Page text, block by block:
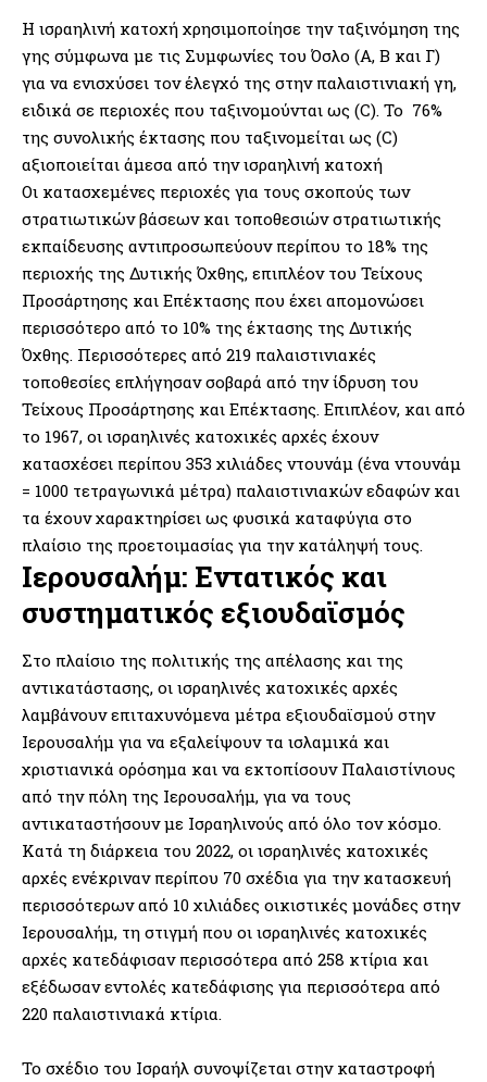
Η ισραηλινή κατοχή χρησιμοποίησε την ταξινόμηση της
γης σύμφωνα με τις Συμφωνίες του Όσλο (Α, Β και Γ)
για να ενισχύσει τον έλεγχό της στην παλαιστινιακή γη,
ειδικά σε περιοχές που ταξινομούνται ως (C). Το 76%
της συνολικής έκτασης που ταξινομείται ως (C)
αξιοποιείται άμεσα από την ισραηλινή κατοχή
Οι κατασχεμένες περιοχές για τους σκοπούς των
στρατιωτικών βάσεων και τοποθεσιών στρατιωτικής
εκπαίδευσης αντιπροσωπεύουν περίπου το 18% της
περιοχής της Δυτικής Όχθης, επιπλέον του Τείχους
Προσάρτησης και Επέκτασης που έχει απομονώσει
περισσότερο από το 10% της έκτασης της Δυτικής
Όχθης. Περισσότερες από 219 παλαιστινιακές
τοποθεσίες επλήγησαν σοβαρά από την ίδρυση του
Τείχους Προσάρτησης και Επέκτασης. Επιπλέον, και από
το 1967, οι ισραηλινές κατοχικές αρχές έχουν
κατασχέσει περίπου 353 χιλιάδες ντουνάμ (ένα ντουνάμ
= 1000 τετραγωνικά μέτρα) παλαιστινιακών εδαφών και
τα έχουν χαρακτηρίσει ως φυσικά καταφύγια στο
πλαίσιο της προετοιμασίας για την κατάληψή τους.
Ιερουσαλήμ: Εντατικός και
συστηματικός εξιουδαϊσμός
Στο πλαίσιο της πολιτικής της απέλασης και της
αντικατάστασης, οι ισραηλινές κατοχικές αρχές
λαμβάνουν επιταχυνόμενα μέτρα εξιουδαϊσμού στην
Ιερουσαλήμ για να εξαλείψουν τα ισλαμικά και
χριστιανικά ορόσημα και να εκτοπίσουν Παλαιστίνιους
από την πόλη της Ιερουσαλήμ, για να τους
αντικαταστήσουν με Ισραηλινούς από όλο τον κόσμο.
Κατά τη διάρκεια του 2022, οι ισραηλινές κατοχικές
αρχές ενέκριναν περίπου 70 σχέδια για την κατασκευή
περισσότερων από 10 χιλιάδες οικιστικές μονάδες στην
Ιερουσαλήμ, τη στιγμή που οι ισραηλινές κατοχικές
αρχές κατεδάφισαν περισσότερα από 258 κτίρια και
εξέδωσαν εντολές κατεδάφισης για περισσότερα από
220 παλαιστινιακά κτίρια.
Το σχέδιο του Ισραήλ συνοψίζεται στην καταστροφή